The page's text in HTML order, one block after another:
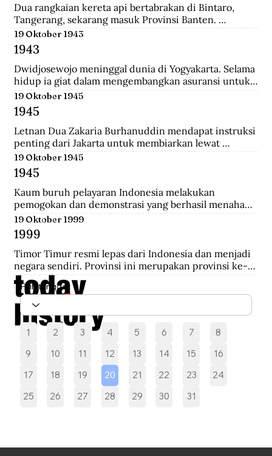
Pilih tanggal
1 2 3 4 5 6 7
8
9
10 11 12 13 14 15
16
17
18 19 20 21 22 23
24
25
26 27 28 29 30 31
Dua rangkaian kereta api bertabrakan di Bintaro,
Tangerang, sekarang masuk Provinsi Banten.
Lokomotif dan gerbong pertama masing-masing
kereta hancur-lebur. Ratusan penumpang tewas
mengenaskan. Suara tabrakan terdengar hingga
beberapa belas meter. Kecelakaan kereta terburuk
sepanjang sejarah Indonesia. Kecelakaan ini terjadi
Senin pagi, sekira jam tujuh. Waktu padat penumpang
untuk Kereta api (KA) 225 trayek Rangkasbitung—
Jakarta Kota. Kereta ini mengangkut 1.887
penumpang.
19 Oktober 1943
1943
Dwidjosewojo meninggal dunia di Yogyakarta. Selama
hidup ia giat dalam mengembangkan asuransi untuk
anak negeri. Hingga OL Mij Boemipoetera dan
Merdika sebagai usaha asuransi mendapat pengakuan
badan hukum.
19 Oktober 1945
1945
Letnan Dua Zakaria Burhanuddin mendapat instruksi
penting dari Jakarta untuk membiarkan lewat
serangkaian kereta api memuat 90 Kaigun (Angkatan
Laut Jepang) yang akan melintasi Stasiun Bekasi.
Namun saat tiba, rakyat dan pejuang Bekasi langsung
melakukan pengepungan hingga terjadi penembakan
yang akhirnya saling serbu.
19 Oktober 1945
1945
Kaum buruh pelayaran Indonesia melakukan
pemogokan dan demonstrasi yang berhasil menahan
sebelas kapal Belanda di Pelabuhan New York yang
akan mengangkut perlengkapan perang yang
diperoleh dari Pemerintah AS.
19 Oktober 1999
1999
Timor Timur resmi lepas dari Indonesia dan menjadi
negara sendiri. Provinsi ini merupakan provinsi ke-27
Indonesia selama 24 tahun.